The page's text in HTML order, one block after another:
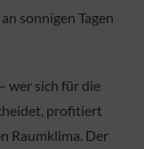
sonnigen Tagen
wer sich für die
profitiert
Raumklima. Der